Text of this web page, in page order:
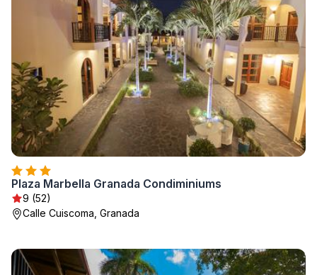
Plaza Marbella Granada Condiminiums
9 (52)
Calle Cuiscoma, Granada